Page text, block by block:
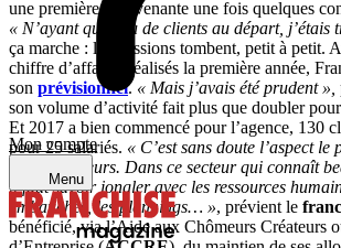
Mon compte
Menu
une première intervenante une fois quelques
« N’ayant que peu de clients au départ, j’étais
ça marche : les missions tombent, petit à petit.
chiffre d’affaires réalisés la première année,
son prévisionnel. « Mais j’avais été prudent »,
son volume d’activité fait plus que doubler
Et 2017 a bien commencé pour l’agence, 130
pour 25 salariés. « C’est sans doute l’aspect
gérer d’ailleurs. Dans ce secteur qui connaît
il faut savoir jongler avec les ressources
embauches, les plannings… », prévient le
bénéficié, via l’Aide aux Chômeurs Créateurs